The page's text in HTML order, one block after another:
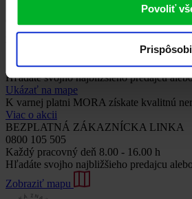
Povoliť
iným?
0800 105 505
Hľadáte svojho najbližšieho predajcu
Ukázať na mape
K varnej platni MORA získate kvalitnú
Viac o akcii
BEZPLATNÁ ZÁKAZNÍCKA LINKA
0800 105 505
Každý pracovný deň 8.00 - 16.00 h
Hľadáte svojho najbližšieho predajcu
Zobraziť mapu